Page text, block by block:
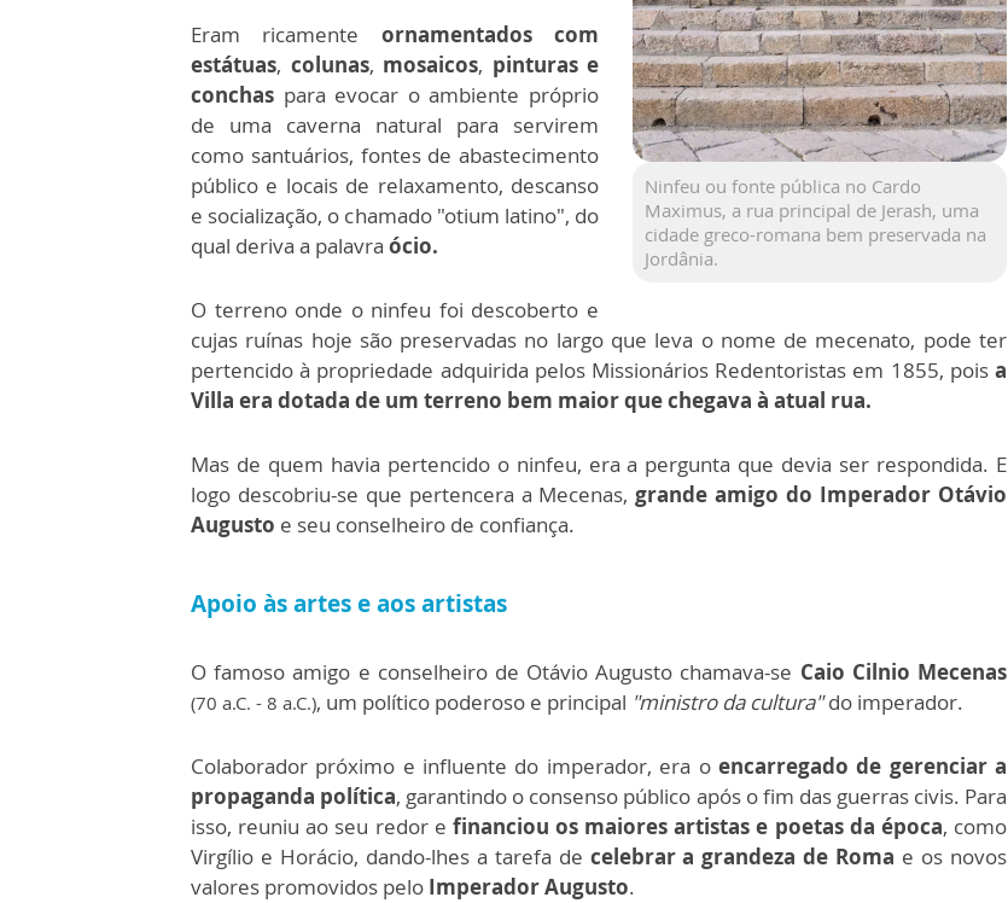
Ninfeu ou fonte pública no Cardo
Maximus, a rua principal de Jerash, uma
cidade greco-romana bem preservada na
Jordânia.
Eram ricamente ornamentados com
estátuas, colunas, mosaicos, pinturas e
conchas para evocar o ambiente próprio
de uma caverna natural para servirem
como santuários, fontes de abastecimento
público e locais de relaxamento, descanso
e socialização, o chamado "otium latino", do
qual deriva a palavra ócio.
O terreno onde o ninfeu foi descoberto e
cujas ruínas hoje são preservadas no largo que leva o nome de mecenato, pode ter
pertencido à propriedade adquirida pelos Missionários Redentoristas em 1855, poisa
Villa era dotada de um terreno bem maior que chegava à atual rua.
Mas de quem havia pertencido o ninfeu, era a pergunta que devia ser respondida. E
logo descobriu-se que pertencera a Mecenas,grande amigo do Imperador Otávio
Augusto e seu conselheiro de confiança.
Apoio às artes e aos artistas
O famoso amigo e conselheiro de Otávio Augusto chamava-se Caio Cilnio Mecenas
(70 a.C. - 8 a.C.), um político poderoso e principal "ministro da cultura"do imperador.
Colaborador próximo e influente do imperador, era oencarregado de gerenciar a
propaganda política, garantindo o consenso público após o fim das guerras civis. Para
isso, reuniu ao seu redor e financiou os maiores artistas e poetas da época, como
Virgílio e Horácio, dando-lhes a tarefa de celebrar a grandeza de Roma e os novos
valores promovidos pelo Imperador Augusto.